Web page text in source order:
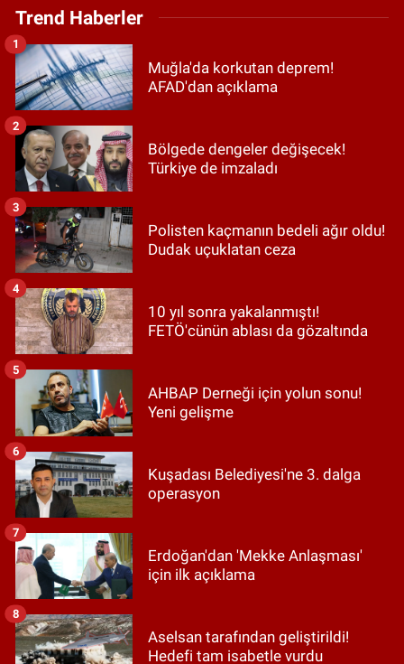
Trend Haberler
Muğla'da korkutan deprem!
AFAD'dan açıklama
1
Bölgede dengeler değişecek!
Türkiye de imzaladı
2
Polisten kaçmanın bedeli ağır oldu!
Dudak uçuklatan ceza
3
10 yıl sonra yakalanmıştı!
FETÖ'cünün ablası da gözaltında
4
AHBAP Derneği için yolun sonu!
Yeni gelişme
5
Kuşadası Belediyesi'ne 3. dalga
operasyon
6
Erdoğan'dan 'Mekke Anlaşması'
için ilk açıklama
7
Aselsan tarafından geliştirildi!
Hedefi tam isabetle vurdu
8